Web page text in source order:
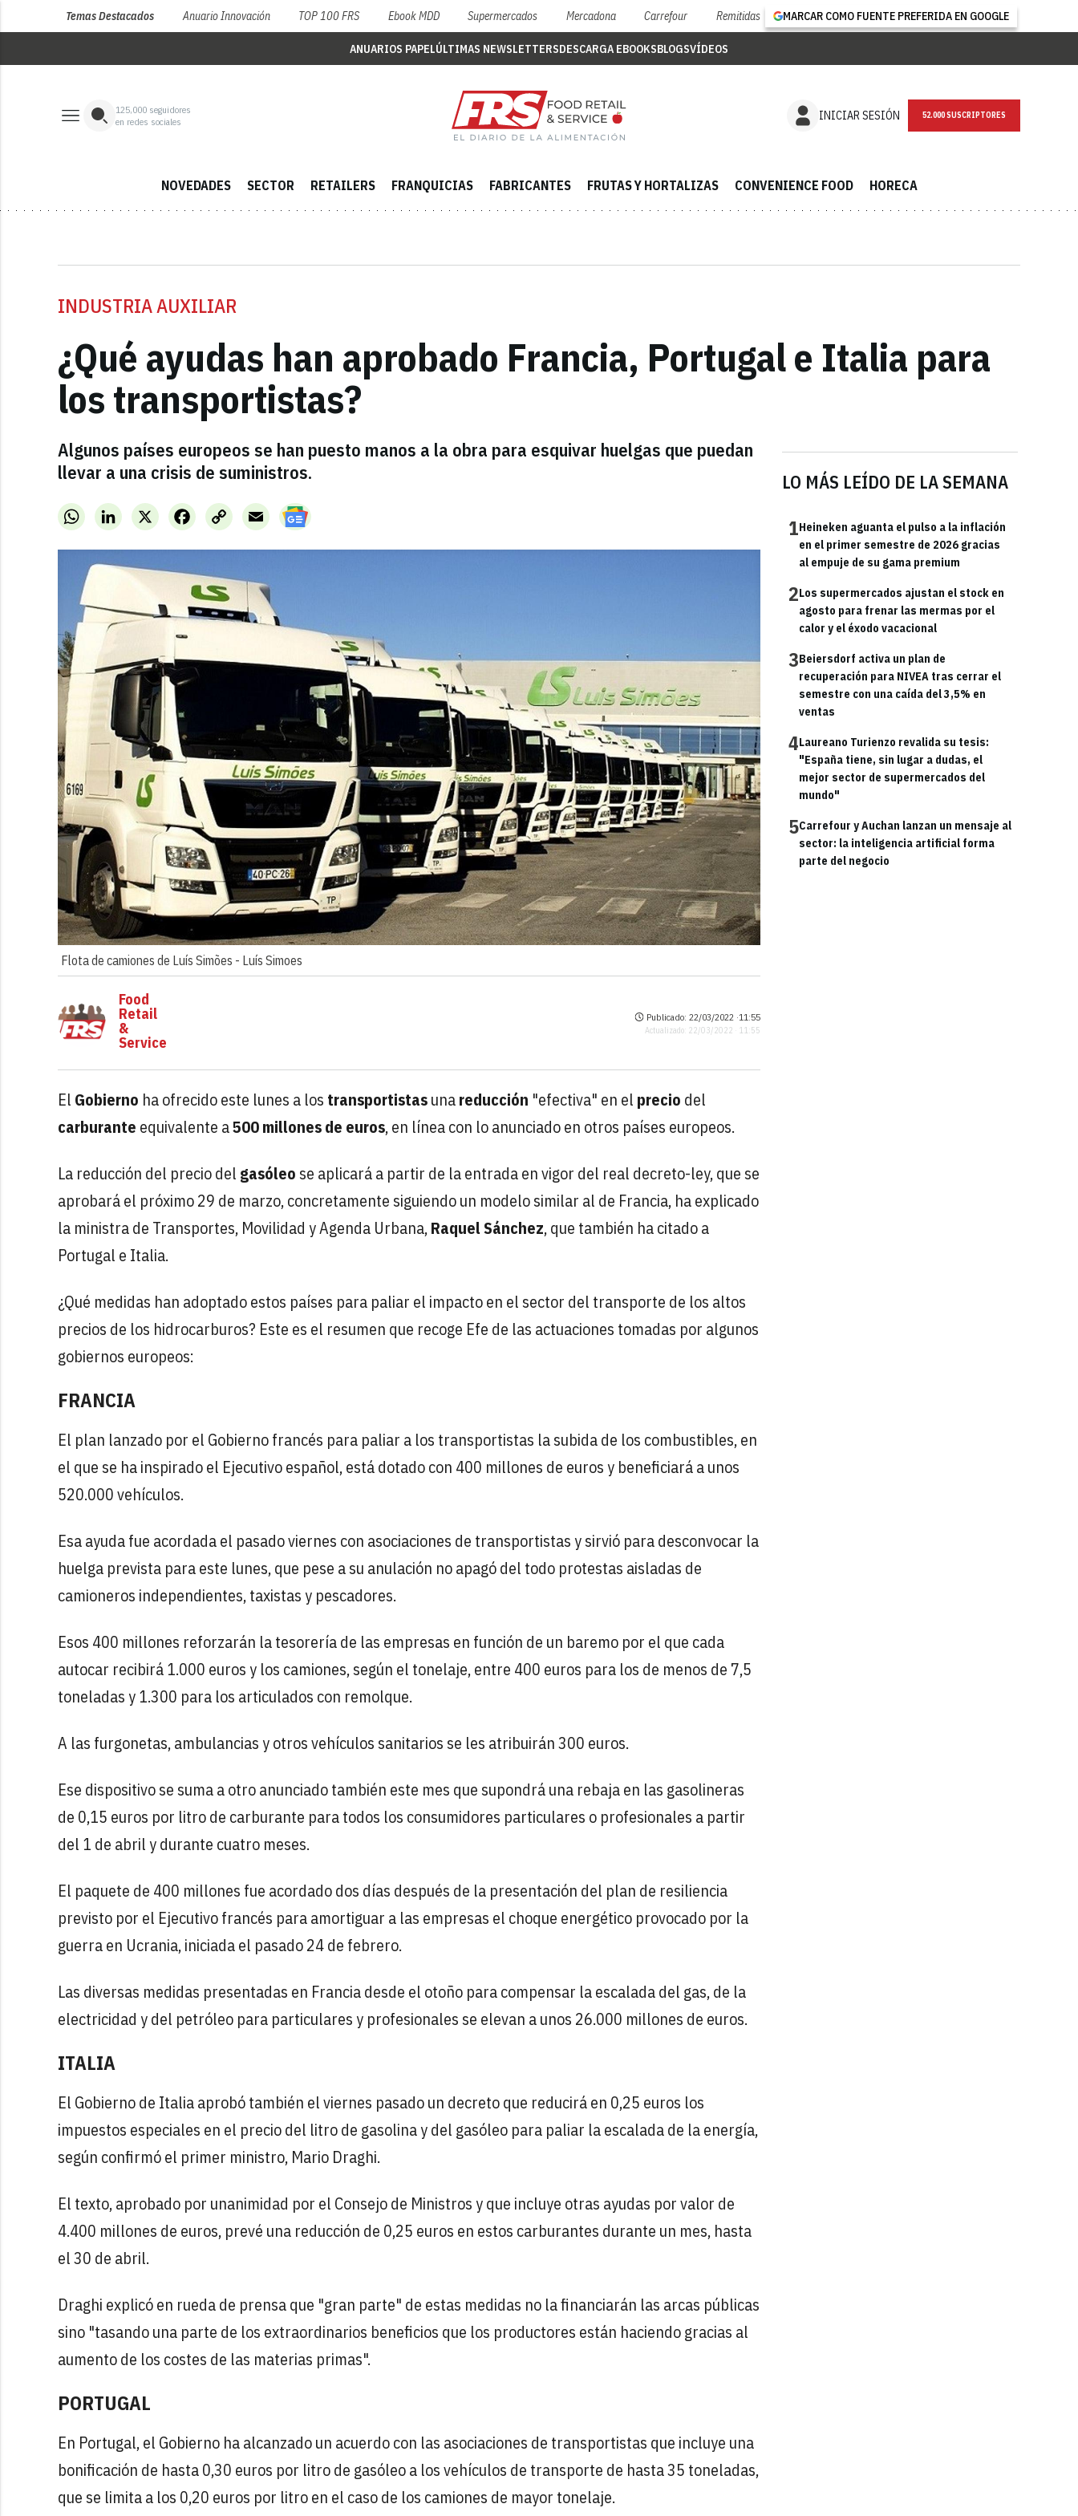
Temas Destacados Anuario Innovación TOP 100 FRS Ebook MDD Supermercados Mercadona Carrefour Remitidas MARCAR COMO FUENTE PREFERIDA EN GOOGLE
ANUARIOS PAPELÚLTIMAS NEWSLETTERSDESCARGA EBOOKSBLOGSVÍDEOS
125,000 seguidores
en redes sociales
INICIAR SESIÓN NEWSLETTER
NOVEDADES SECTOR RETAILERS FRANQUICIAS FABRICANTES FRUTAS Y HORTALIZAS CONVENIENCE FOOD HORECA
INDUSTRIA AUXILIAR
¿Qué ayudas han aprobado Francia, Portugal e Italia para
los transportistas?
Algunos países europeos se han puesto manos a la obra para esquivar huelgas que puedan
llevar a una crisis de suministros.
WhatsAppLinkedInX FacebookCopy
Link
Email
Flota de camiones de Luís Simões - Luís Simoes
LO MÁS LEÍDO DE LA SEMANA
1Heineken aguanta el pulso a la inflación
en el primer semestre de 2026 gracias
al empuje de su gama premium
2Los supermercados ajustan el stock en
agosto para frenar las mermas por el
calor y el éxodo vacacional
3Beiersdorf activa un plan de
recuperación para NIVEA tras cerrar el
semestre con una caída del 3,5% en
ventas
4Laureano Turienzo revalida su tesis:
"España tiene, sin lugar a dudas, el
mejor sector de supermercados del
mundo"
5Carrefour y Auchan lanzan un mensaje al
sector: la inteligencia artificial forma
parte del negocio
Food
Retail
&
Service
Publicado: 22/03/2022 ·11:55
Actualizado: 22/03/2022 · 11:55
El Gobierno ha ofrecido este lunes a los transportistasunareducción "efectiva" en el precio del
carburante equivalente a500 millones de euros, en línea con lo anunciado en otros países europeos.
La reducción del precio del gasóleo se aplicará a partir de la entrada en vigor del real decreto-ley, que se
aprobará el próximo 29 de marzo, concretamente siguiendo un modelo similar al de Francia, ha explicado
la ministra de Transportes, Movilidad y Agenda Urbana,Raquel Sánchez, que también ha citado a
Portugal e Italia.
¿Qué medidas han adoptado estos países para paliar el impacto en el sector del transporte de los altos
precios de los hidrocarburos? Este es el resumen que recoge Efe de las actuaciones tomadas por algunos
gobiernos europeos:
FRANCIA
El plan lanzado por el Gobierno francés para paliar a los transportistas la subida de los combustibles, en
el que se ha inspirado el Ejecutivo español, está dotado con 400 millones de euros y beneficiará a unos
520.000 vehículos.
Esa ayuda fue acordada el pasado viernes con asociaciones de transportistas y sirvió para desconvocar la
huelga prevista para este lunes, que pese a su anulación no apagó del todo protestas aisladas de
camioneros independientes, taxistas y pescadores.
Esos 400 millones reforzarán la tesorería de las empresas en función de un baremo por el que cada
autocar recibirá 1.000 euros y los camiones, según el tonelaje, entre 400 euros para los de menos de 7,5
toneladas y 1.300 para los articulados con remolque.
A las furgonetas, ambulancias y otros vehículos sanitarios se les atribuirán 300 euros.
Ese dispositivo se suma a otro anunciado también este mes que supondrá una rebaja en las gasolineras
de 0,15 euros por litro de carburante para todos los consumidores particulares o profesionales a partir
del 1 de abril y durante cuatro meses.
El paquete de 400 millones fue acordado dos días después de la presentación del plan de resiliencia
previsto por el Ejecutivo francés para amortiguar a las empresas el choque energético provocado por la
guerra en Ucrania, iniciada el pasado 24 de febrero.
Las diversas medidas presentadas en Francia desde el otoño para compensar la escalada del gas, de la
electricidad y del petróleo para particulares y profesionales se elevan a unos 26.000 millones de euros.
ITALIA
El Gobierno de Italia aprobó también el viernes pasado un decreto que reducirá en 0,25 euros los
impuestos especiales en el precio del litro de gasolina y del gasóleo para paliar la escalada de la energía,
según confirmó el primer ministro, Mario Draghi.
El texto, aprobado por unanimidad por el Consejo de Ministros y que incluye otras ayudas por valor de
4.400 millones de euros, prevé una reducción de 0,25 euros en estos carburantes durante un mes, hasta
el 30 de abril.
Draghi explicó en rueda de prensa que "gran parte" de estas medidas no la financiarán las arcas públicas
sino "tasando una parte de los extraordinarios beneficios que los productores están haciendo gracias al
aumento de los costes de las materias primas".
PORTUGAL
En Portugal, el Gobierno ha alcanzado un acuerdo con las asociaciones de transportistas que incluye una
bonificación de hasta 0,30 euros por litro de gasóleo a los vehículos de transporte de hasta 35 toneladas,
que se limita a los 0,20 euros por litro en el caso de los camiones de mayor tonelaje.